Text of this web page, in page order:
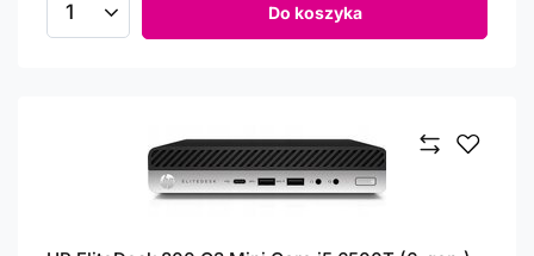
Ilość produktów Do koszyka